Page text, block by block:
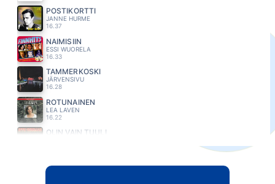
POSTIKORTTI
JANNE HURME
16.37
NAIMISIIN
ESSI WUORELA
16.33
TAMMERKOSKI
JÄRVENSIVU
16.28
ROTUNAINEN
LEA LAVEN
16.22
OLIN VAIN TUULI
ANI